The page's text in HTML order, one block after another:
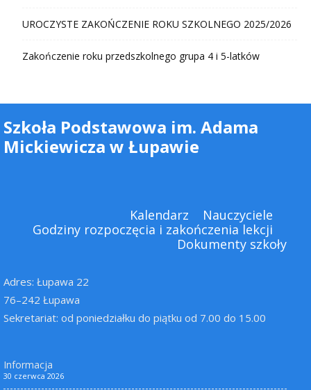
UROCZYSTE ZAKOŃCZENIE ROKU SZKOLNEGO 2025/2026
Zakończenie roku przedszkolnego grupa 4 i 5-latków
Szkoła Podstawowa im. Adama
Mickiewicza w Łupawie
Kalendarz
Nauczyciele
Godziny rozpoczęcia i zakończenia lekcji
Dokumenty szkoły
Adres: Łupawa 22
76–242 Łupawa
Sekretariat: od poniedziałku do piątku od 7.00 do 15.00
Informacja
30 czerwca 2026